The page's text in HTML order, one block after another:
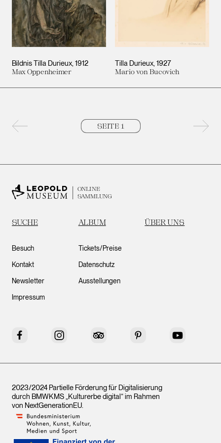
Bildnis Tilla Durieux 1912
Max Oppenheimer
Tilla Durieux 1927
Mario von Bucovich
ONLINE
SAMMLUNG
SUCHE ALBUM ÜBER UNS
Besuch
Kontakt
Newsletter
Impressum
Tickets/Preise
Datenschutz
Ausstellungen
Facebook Instagram Tripadvisor Pinterest YouTube
2023/2024 Partielle Förderung für Digitalisierung
durch BMWKMS „Kulturerbe digital“ im Rahmen
von NextGenerationEU.